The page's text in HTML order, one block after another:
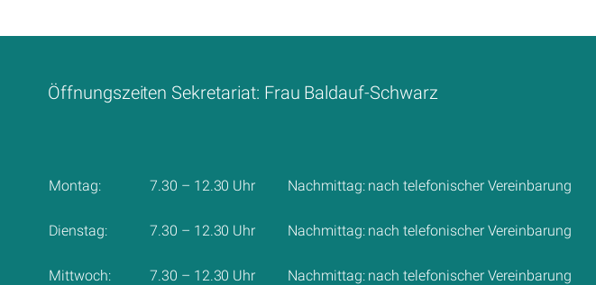
Öffnungszeiten Sekretariat: Frau Baldauf-Schwarz
Montag: 7.30 – 12.30 Uhr Nachmittag: nach telefonischer Vereinbarung
Dienstag: 7.30 – 12.30 Uhr Nachmittag: nach telefonischer Vereinbarung
Mittwoch: 7.30 – 12.30 Uhr Nachmittag: nach telefonischer Vereinbarung